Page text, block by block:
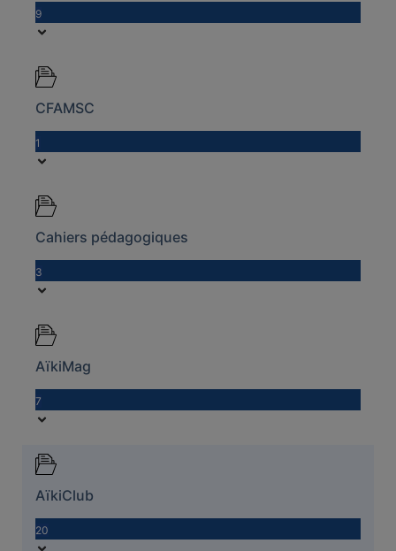
9
CFAMSC
1
Cahiers pédagogiques
3
AïkiMag
7
AïkiClub
20